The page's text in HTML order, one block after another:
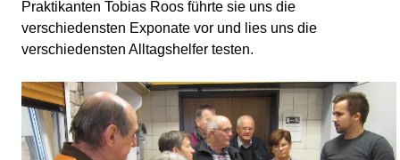
Praktikanten Tobias Roos führte sie uns die
verschiedensten Exponate vor und lies uns die
verschiedensten Alltagshelfer testen.